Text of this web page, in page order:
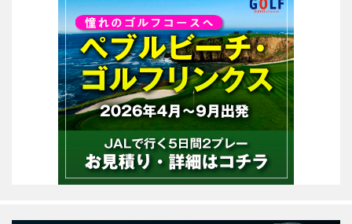
ー「アルファクラブCUP シニアオープ
ン」。首位タイに5人が並んだ混戦を
抜け出して、室田淳プロがファンケル
クラシックに続く今季2勝目を達成し
ました！ 新しいドライバーへの手ごた
えを感じたという室田プロ。 ハイスコ
アなバーディの取り合いを制して優勝
出来て嬉しいです。新しいグローレF
ドライバーのおかげでもありますね。